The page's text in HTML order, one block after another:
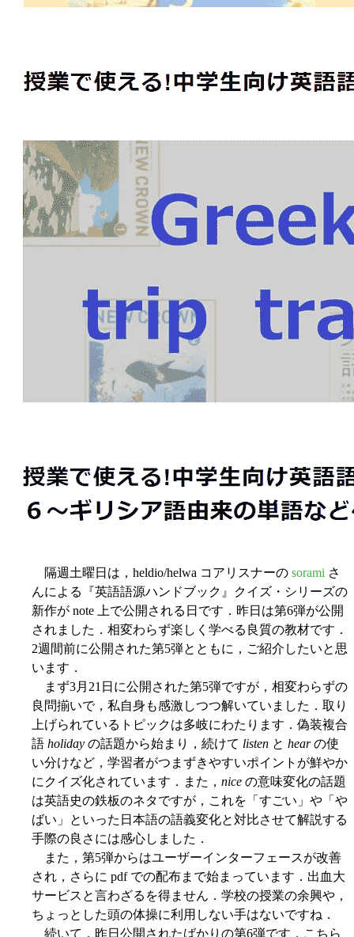
隔週土曜日は，heldio/helwa コアリスナーの sorami さ
んによる『英語語源ハンドブック』クイズ・シリーズの
新作が note 上で公開される日です．昨日は第6弾が公開
されました．相変わらず楽しく学べる良質の教材です．
2週間前に公開された第5弾とともに，ご紹介したいと思
います．
まず3月21日に公開された第5弾ですが，相変わらずの
良問揃いで，私自身も感激しつつ解いていました．取り
上げられているトピックは多岐にわたります．偽装複合
語 holiday の話題から始まり，続けて listen と hearの使
い分けなど，学習者がつまずきやすいポイントが鮮やか
にクイズ化されています．また， nice の意味変化の話題
は英語史の鉄板のネタですが，これを「すごい」や「や
ばい」といった日本語の語義変化と対比させて解説する
手際の良さには感心しました．
また，第5弾からはユーザーインターフェースが改善
され，さらに pdf での配布まで始まっています．出血大
サービスと言わざるを得ません．学校の授業の余興や，
ちょっとした頭の体操に利用しない手はないですね．
続いて，昨日公開されたばかりの第6弾です．こちら